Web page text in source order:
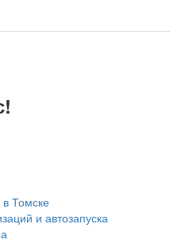
Томске
и автозапуска